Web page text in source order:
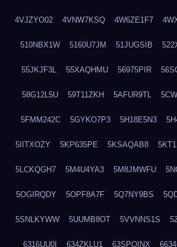
4VJZYO02 4VNW7KSQ 4W6ZE1F7
510NBX1W 5160U7JM 51JUGSIB
55JKJF3L 55XAQHMU 56975PIR
58G12L5U 59T11ZKH 5AFUR9TL
5FMM242C 5GYKO7P3 5H18E5N3
5IITXOZY 5KP635PE 5KSAQAB8
5LCKQGH7 5M4U4YA3 5M8JMWFU
5OGIRQDY 5OPF8A7F 5Q7NY9BS
5SNLKYWW 5UUMB8OT 5VVNNS1S
6316UU0I 634ZKLU1 63SPQINX